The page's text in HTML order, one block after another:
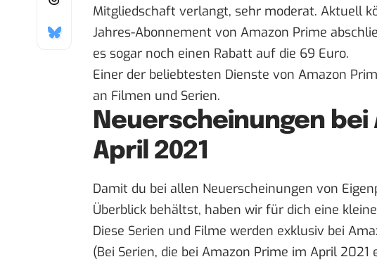
Mitgliedschaft verlangt, sehr moderat. Aktuell
Jahres-Abonnement von Amazon Prime
es sogar noch einen Rabatt auf die 69 Euro.
Einer der beliebtesten Dienste von Amazon
an Filmen und Serien.
Neuerscheinungen bei
April 2021
Damit du bei allen Neuerscheinungen von
Überblick behältst, haben wir für dich eine
Diese Serien und Filme werden exklusiv bei
(Bei Serien, die bei Amazon Prime im April